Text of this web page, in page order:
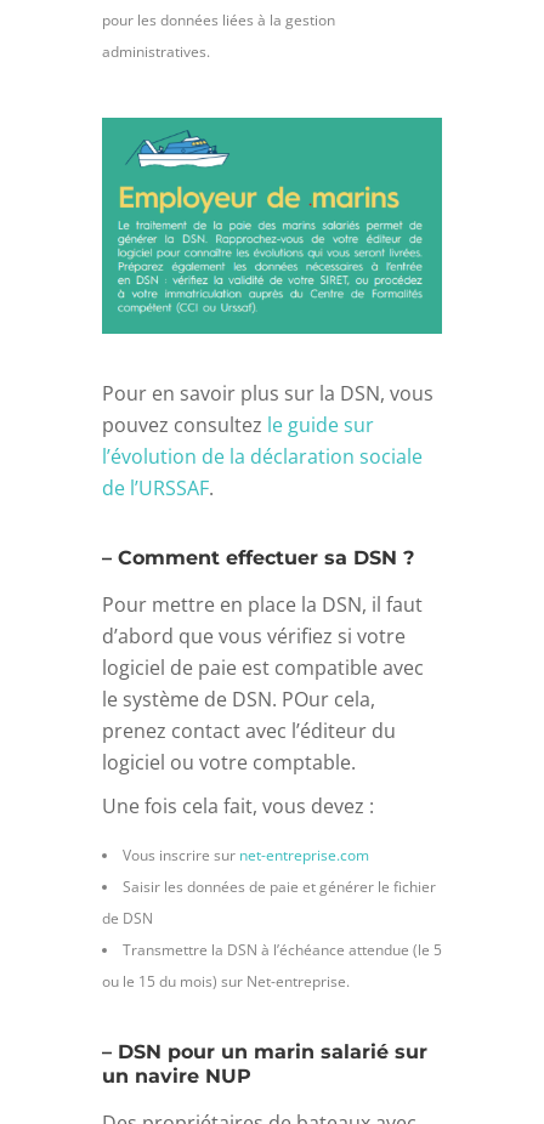
pour les données liées à la gestion
administratives.
Pour en savoir plus sur la DSN, vous
pouvez consultez le guide sur
l’évolution de la déclaration sociale
de l’URSSAF.
– Comment effectuer sa DSN ?
Pour mettre en place la DSN, il faut
d’abord que vous vérifiez si votre
logiciel de paie est compatible avec
le système de DSN. POur cela,
prenez contact avec l’éditeur du
logiciel ou votre comptable.
Une fois cela fait, vous devez :
Vous inscrire sur net-entreprise.com
Saisir les données de paie et générer le fichier
de DSN
Transmettre la DSN à l’échéance attendue (le 5
ou le 15 du mois) sur Net-entreprise.
– DSN pour un marin salarié sur
un navire NUP